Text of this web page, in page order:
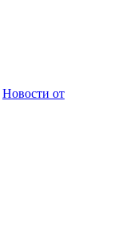
Новости от